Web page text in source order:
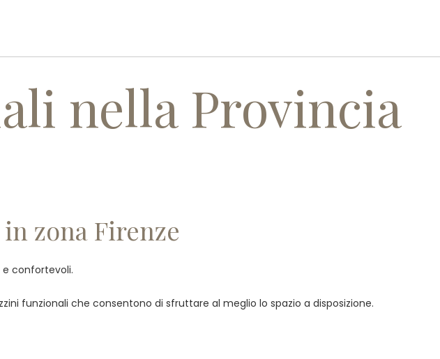
nella Provincia
zona Firenze
e confortevoli.
funzionali che consentono di sfruttare al meglio lo spazio a disposizione.